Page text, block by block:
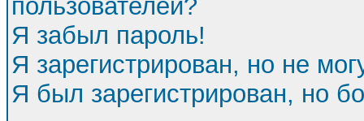
пользователей?
Я забыл пароль!
Я зарегистрирован, но не
Я был зарегистрирован, но